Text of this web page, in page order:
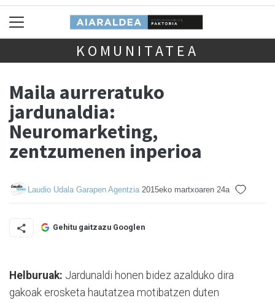
KOMUNITATEA
Maila aurreratuko
jardunaldia:
Neuromarketing,
zentzumenen inperioa
Laudio Udala Garapen Agentzia 2015eko martxoaren 24a
Gehitu gaitzazu Googlen
Helburuak: Jardunaldi honen bidez azalduko dira
gakoak erosketa hautatzea motibatzen duten